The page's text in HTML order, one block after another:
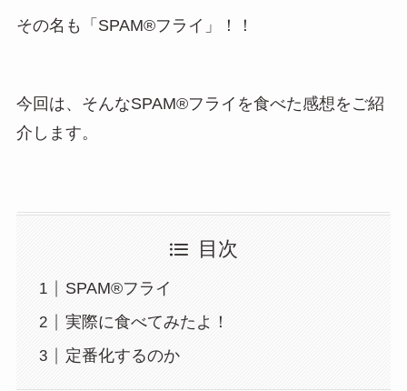
その名も「SPAM®︎フライ」！！
今回は、そんなSPAM®︎フライを食べた感想をご紹
介します。
目次
SPAM®︎フライ
実際に食べてみたよ！
定番化するのか